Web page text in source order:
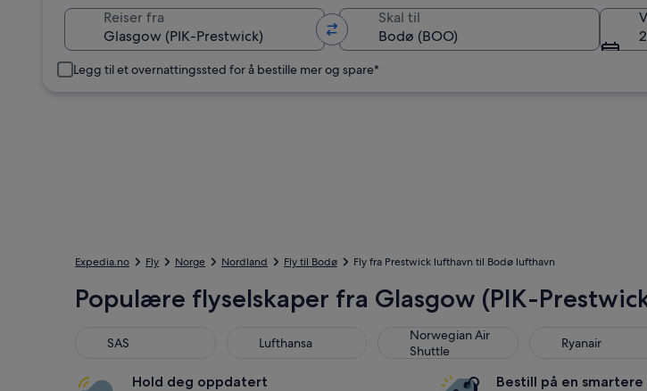
Reiser fra Skal til
Legg til et overnattingssted for å bestille mer og spare*
Expedia.no Fly Norge Nordland Fly til Bodø Fly fra Prestwick lufthavn til Bodø lufthavn
Populære flyselskaper fra Glasgow (PIK-
SAS Lufthansa
Lufthansa
Norwegian Air
Shuttle
Norwegian Air Shuttle Ryanair
Ryanair
Hold deg oppdatert Bestill på en